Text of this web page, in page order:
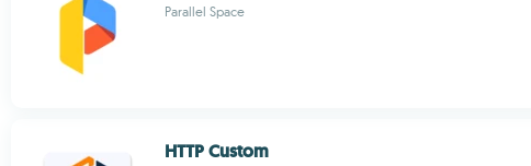
Parallel Space
HTTP Custom